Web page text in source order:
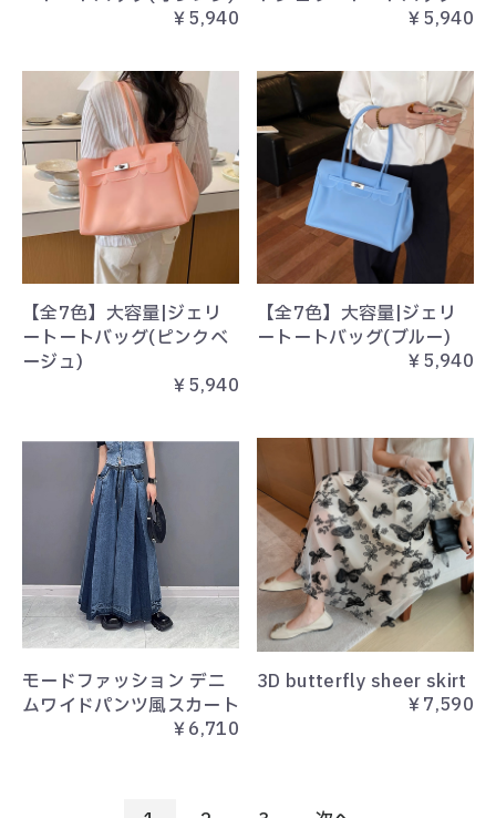
￥5,940
￥5,940
【全7色】大容量|ジェリ
ートートバッグ(ピンクベ
ージュ)
￥5,940
【全7色】大容量|ジェリ
ートートバッグ(ブルー)
￥5,940
モードファッション デニ
ムワイドパンツ風スカート
￥6,710
3D butterfly sheer skirt
￥7,590